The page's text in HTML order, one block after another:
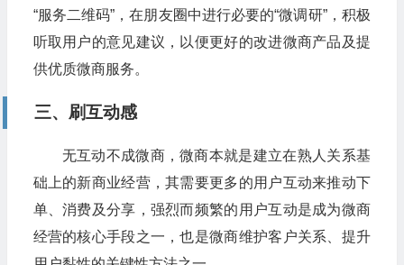
“服务二维码”，在朋友圈中进行必要的“微调研”，积极
听取用户的意见建议，以便更好的改进微商产品及提
供优质微商服务。
三、刷互动感
无互动不成微商，微商本就是建立在熟人关系基
础上的新商业经营，其需要更多的用户互动来推动下
单、消费及分享，强烈而频繁的用户互动是成为微商
经营的核心手段之一，也是微商维护客户关系、提升